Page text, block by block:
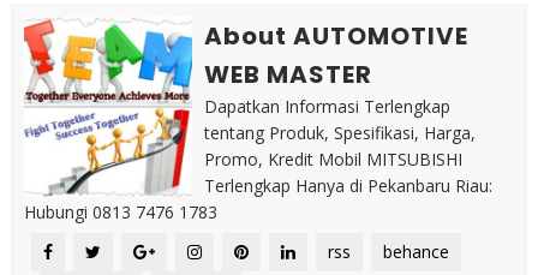
About AUTOMOTIVE
WEB MASTER
Dapatkan Informasi Terlengkap
tentang Produk, Spesifikasi, Harga,
Promo, Kredit Mobil MITSUBISHI
Terlengkap Hanya di Pekanbaru Riau:
Hubungi 0813 7476 1783
rss
behance